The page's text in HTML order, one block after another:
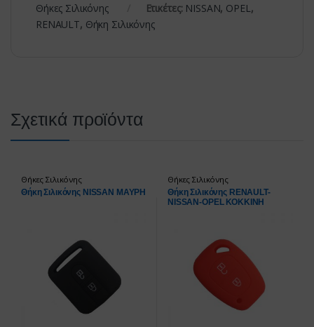
Θήκες Σιλικόνης
Ετικέτες: NISSAN, OPEL,
RENAULT, Θήκη Σιλικόνης
Σχετικά προϊόντα
Θήκες Σιλικόνης
Θήκη Σιλικόνης NISSAN ΜΑΥΡΗ
Θήκες Σιλικόνης
Θήκη Σιλικόνης RENAULT-
NISSAN-OPEL ΚΟΚΚΙΝΗ